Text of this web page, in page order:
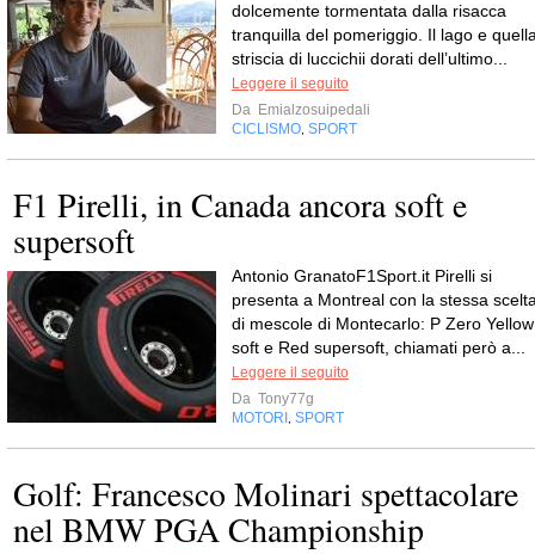
dolcemente tormentata dalla risacca
tranquilla del pomeriggio. Il lago e
striscia di luccichii dorati dell’ultimo...
Leggere il seguito
Da Emialzosuipedali
CICLISMO SPORT
F1 Pirelli, in Canada ancora soft e
supersoft
Antonio GranatoF1Sport.it Pirelli si
presenta a Montreal con la stessa
di mescole di Montecarlo: P Zero Yellow
soft e Red supersoft, chiamati però a...
Leggere il seguito
Da Tony77g
MOTORI
SPORT
Golf: Francesco Molinari spettacolare
nel BMW PGA Championship